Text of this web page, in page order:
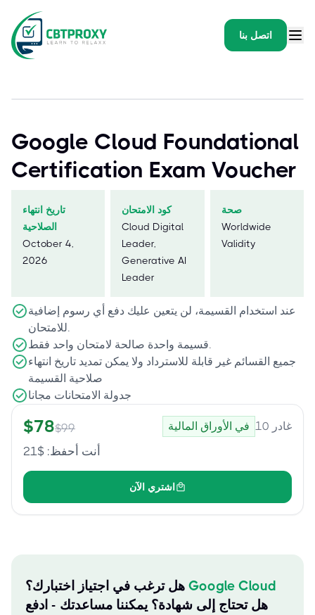
اتصل بنا
Google Cloud Foundational
Certification Exam Voucher
تاريخ انتهاء
الصلاحية
October 4,
2026
كود الامتحان
Cloud Digital
Leader,
Generative AI
Leader
صحة
Worldwide
Validity
عند استخدام القسيمة، لن يتعين عليك دفع أي رسوم إضافية
للامتحان.
قسيمة واحدة صالحة لامتحان واحد فقط.
جميع القسائم غير قابلة للاسترداد ولا يمكن تمديد تاريخ انتهاء
صلاحية القسيمة
جدولة الامتحانات مجانا
$78$99 في الأوراق المالية 10 غادر
أنت أحفظ: $
21
اشتري الآن
هل ترغب في اجتياز اختبارك؟ Google Cloud
هل تحتاج إلى شهادة؟ يمكننا مساعدتك - ادفع